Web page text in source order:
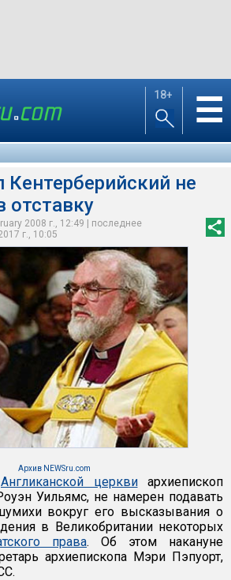
18+ ☰
Кентерберийский не
отставку
2008 г., 12:49 | последнее
г., 10:05
Архив NEWSru.com
Англиканской церквиархиепископ
Уильямс, не намерен подавать
вокруг его высказывания о
в Великобритании некоторых
права. Об этом накануне
архиепископа Мэри Пэпуорт,